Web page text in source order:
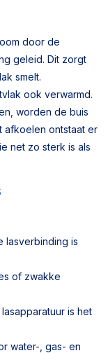
door de
geleid. Dit zorgt
smelt.
ook verwarmd.
worden de buis
afkoelen ontstaat er
net zo sterk is als
lasverbinding is
of zwakke
is het
water-, gas- en